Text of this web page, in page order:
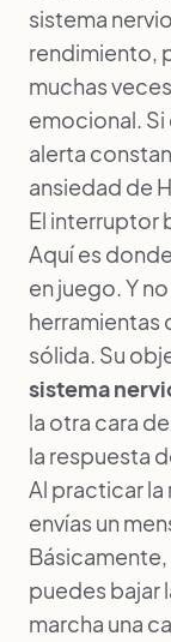
sistema
rendimiento,
muchas
emocional. Si
alerta
ansiedad de
El interruptor
Aquí es
en juego. Y
herramientas
sólida. Su
sistema
la otra cara
la respuesta
Al practicar
envías un
puedes bajar
marcha una